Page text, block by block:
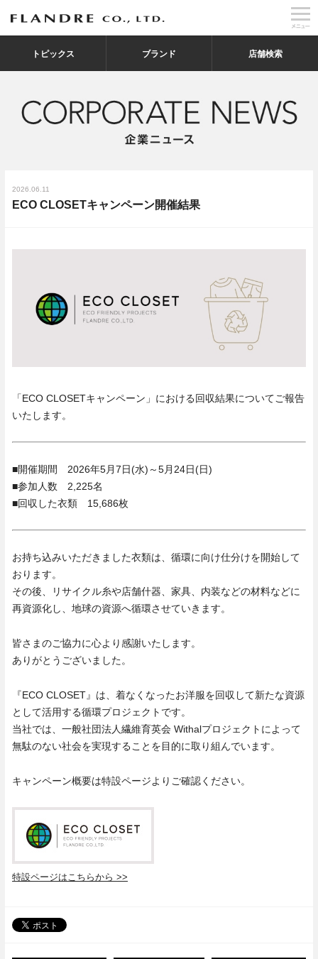
トピックス ブランド 店舗検索
ECO CLOSETキャンペーン開催結果
2026.06.11
「ECO CLOSETキャンペーン」における回収結果についてご報告
いたします。
■開催期間 2026年5月7日(水)～5月24日(日)
■参加人数 2,225名
■回収した衣類 15,686枚
お持ち込みいただきました衣類は、循環に向け仕分けを開始して
おります。
その後、リサイクル糸や店舗什器、家具、内装などの材料などに
再資源化し、地球の資源へ循環させていきます。
皆さまのご協力に心より感謝いたします。
ありがとうございました。
『ECO CLOSET』は、着なくなったお洋服を回収して新たな資源
として活用する循環プロジェクトです。
当社では、一般社団法人繊維育英会 Withalプロジェクトによって
無駄のない社会を実現することを目的に取り組んでいます。
キャンペーン概要は特設ページよりご確認ください。
特設ページはこちらから >>